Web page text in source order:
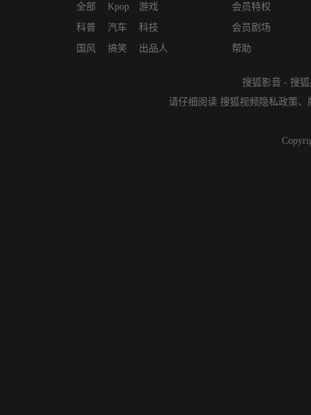
全部
科普
国风
Kpop
汽车
搞笑
游戏
科技
出品人
会员特权
会员剧场
帮助
搜狐影音 - 搜
请仔细阅读 搜狐视频隐私政策、